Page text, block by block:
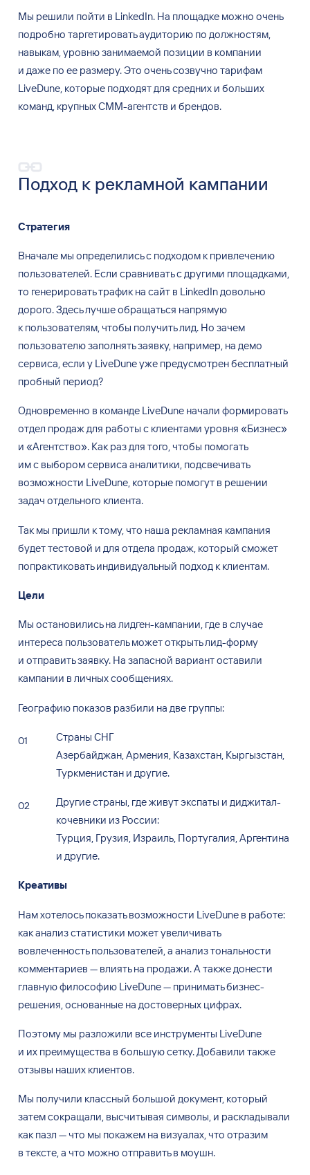
Мы решили пойти в LinkedIn. На площадке можно очень
подробно таргетировать аудиторию по должностям,
навыкам, уровню занимаемой позиции в компании
и даже по ее размеру. Это очень созвучно тарифам
LiveDune, которые подходят для средних и больших
команд, крупных СММ-агентств и брендов.
Подход к рекламной кампании
Стратегия
Вначале мы определились с подходом к привлечению
пользователей. Если сравнивать сдругими площадками,
то генерировать трафик на сайт в LinkedIn довольно
дорого. Здесь лучше обращаться напрямую
к пользователям, чтобы получить лид. Но зачем
пользователю заполнять заявку, например, на демо
сервиса, если у LiveDune уже предусмотрен бесплатный
пробный период?
Одновременно в команде LiveDune начали формировать
отдел продаж для работы с клиентами уровня «Бизнес»
и «Агентство». Как раз для того, чтобы помогать
имс выбором сервиса аналитики, подсвечивать
возможности LiveDune, которые помогут в решении
задач отдельного клиента.
Так мы пришли ктому, что наша рекламная кампания
будет тестовой и для отдела продаж, который сможет
попрактиковать индивидуальный подход к клиентам.
Цели
Мы остановились на лидген-кампании, где в случае
интереса пользователь может открыть лид-форму
и отправить заявку. На запасной вариант оставили
кампании в личных сообщениях.
Географию показов разбили на две группы:
Страны СНГ
Азербайджан, Армения, Казахстан, Кыргызстан,
Туркменистан и другие.
Другие страны, где живут экспаты и диджитал-
кочевники из России:
Турция, Грузия, Израиль, Португалия, Аргентина
и другие.
Креативы
Нам хотелось показать возможности LiveDune в работе:
как анализ статистики может увеличивать
вовлеченность пользователей, а анализ тональности
комментариев — влиять на продажи. А также донести
главную философию LiveDune — принимать бизнес-
решения, основанные на достоверных цифрах.
Поэтому мы разложили все инструменты LiveDune
и их преимущества в большую сетку. Добавили также
отзывы наших клиентов.
Мы получили классный большой документ, который
затем сокращали, высчитывая символы, и раскладывали
как пазл — что мы покажем на визуалах, что отразим
в тексте, а что можно отправить в моушн.